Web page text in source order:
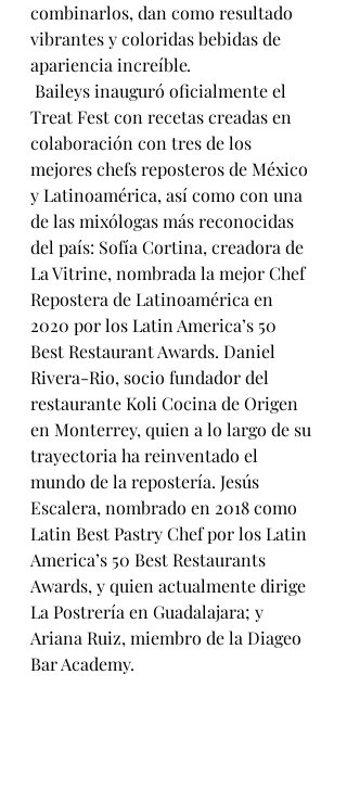
combinarlos, dan como resultado
vibrantes y coloridas bebidas de
apariencia increíble.
Baileys inauguró oficialmente el
Treat Fest con recetas creadas en
colaboración con tres de los
mejores chefs reposteros de México
y Latinoamérica, así como con una
de las mixólogas más reconocidas
del país: Sofía Cortina, creadora de
La Vitrine, nombrada la mejor Chef
Repostera de Latinoamérica en
2020 por los Latin America’s 50
Best Restaurant Awards. Daniel
Rivera-Rio, socio fundador del
restaurante Koli Cocina de Origen
en Monterrey, quien a lo largo de su
trayectoria ha reinventado el
mundo de la repostería. Jesús
Escalera, nombrado en 2018 como
Latin Best Pastry Chef por los Latin
America’s 50 Best Restaurants
Awards, y quien actualmente dirige
La Postrería en Guadalajara; y
Ariana Ruiz, miembro de la Diageo
Bar Academy.